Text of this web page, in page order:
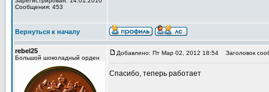
Сообщения: 453
Вернуться к началу
rebel25
Большой шоколадный орден
Добавлено: Пт Мар 02, 2012 18:54 Заголовок
Спасибо, теперь работает